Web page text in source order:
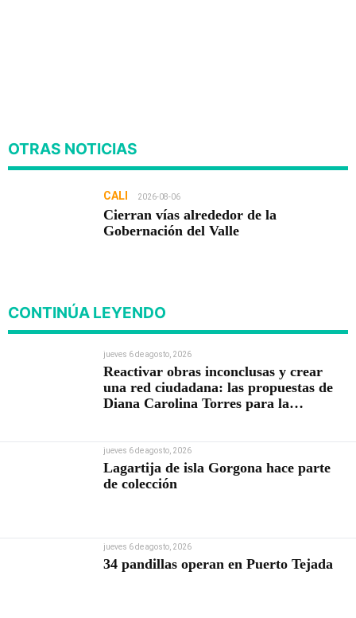
OTRAS NOTICIAS
CALI 2026-08-06
Cierran vías alrededor de la
Gobernación del Valle
CONTINÚA LEYENDO
jueves 6 de agosto, 2026
Reactivar obras inconclusas y crear
una red ciudadana: las propuestas de
Diana Carolina Torres para la
jueves 6 de agosto, 2026
Lagartija de isla Gorgona hace parte
de colección
jueves 6 de agosto, 2026
34 pandillas operan en Puerto Tejada